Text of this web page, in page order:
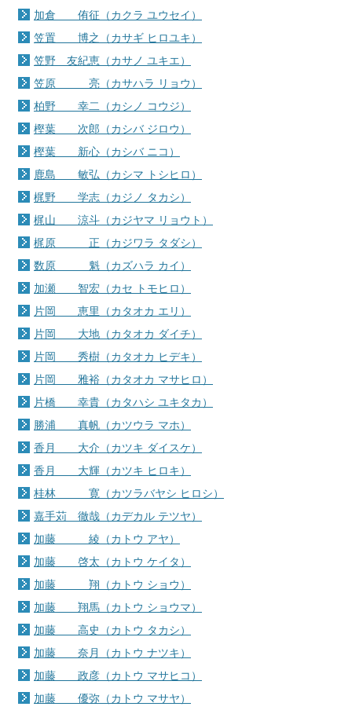
加倉 侑征（カクラ ユウセイ）
笠置 博之（カサギ ヒロユキ）
笠野 友紀恵（カサノ ユキエ）
笠原 亮（カサハラ リョウ）
柏野 幸二（カシノ コウジ）
樫葉 次郎（カシバ ジロウ）
樫葉 新心（カシバ ニコ）
鹿島 敏弘（カシマ トシヒロ）
梶野 学志（カジノ タカシ）
梶山 涼斗（カジヤマ リョウト）
梶原 正（カジワラ タダシ）
数原 魁（カズハラ カイ）
加瀬 智宏（カセ トモヒロ）
片岡 恵里（カタオカ エリ）
片岡 大地（カタオカ ダイチ）
片岡 秀樹（カタオカ ヒデキ）
片岡 雅裕（カタオカ マサヒロ）
片橋 幸貴（カタハシ ユキタカ）
勝浦 真帆（カツウラ マホ）
香月 大介（カツキ ダイスケ）
香月 大輝（カツキ ヒロキ）
桂林 寛（カツラバヤシ ヒロシ）
嘉手苅 徹哉（カデカル テツヤ）
加藤 綾（カトウ アヤ）
加藤 啓太（カトウ ケイタ）
加藤 翔（カトウ ショウ）
加藤 翔馬（カトウ ショウマ）
加藤 高史（カトウ タカシ）
加藤 奈月（カトウ ナツキ）
加藤 政彦（カトウ マサヒコ）
加藤 優弥（カトウ マサヤ）